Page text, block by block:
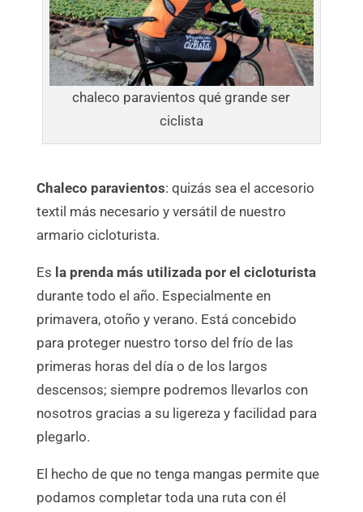
chaleco paravientos qué grande ser
ciclista
Chaleco paravientos: quizás sea el accesorio
textil más necesario y versátil de nuestro
armario cicloturista.
Es la prenda más utilizada por el cicloturista
durante todo el año. Especialmente en
primavera, otoño y verano. Está concebido
para proteger nuestro torso del frío de las
primeras horas del día o de los largos
descensos; siempre podremos llevarlos con
nosotros gracias a su ligereza y facilidad para
plegarlo.
El hecho de que no tenga mangas permite que
podamos completar toda una ruta con él